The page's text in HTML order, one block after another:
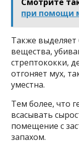
при помощи
Также выделяет
вещества,
стрептококки,
отгоняет мух,
уместна.
Тем более, что
всасывать
помещение с
запахом.